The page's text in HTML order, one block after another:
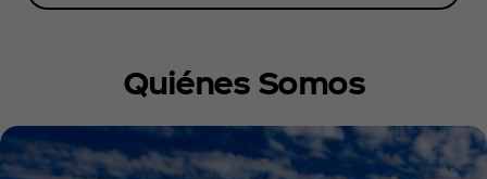
Quiénes Somos